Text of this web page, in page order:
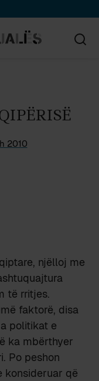
2010
njëlloj me
të rritjes.
faktorë, disa
politikat e
ka mbërthyer
Po peshon
konsideruar që